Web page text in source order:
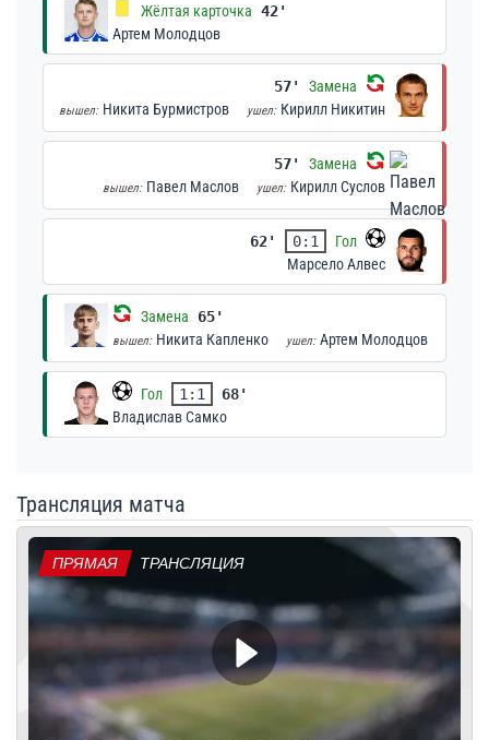
Жёлтая карточка 42'
Артем Молодцов
57' Замена
вышел: Никита Бурмистров ушел: Кирилл Никитин
57' Замена
вышел: Павел Маслов ушел: Кирилл Суслов
62' 0:1
Гол
Марсело Алвес
Замена 65'
вышел: Никита Капленко ушел: Артем Молодцов
Гол 1:1
68'
Владислав Самко
Трансляция матча
ПРЯМАЯ ТРАНСЛЯЦИЯ